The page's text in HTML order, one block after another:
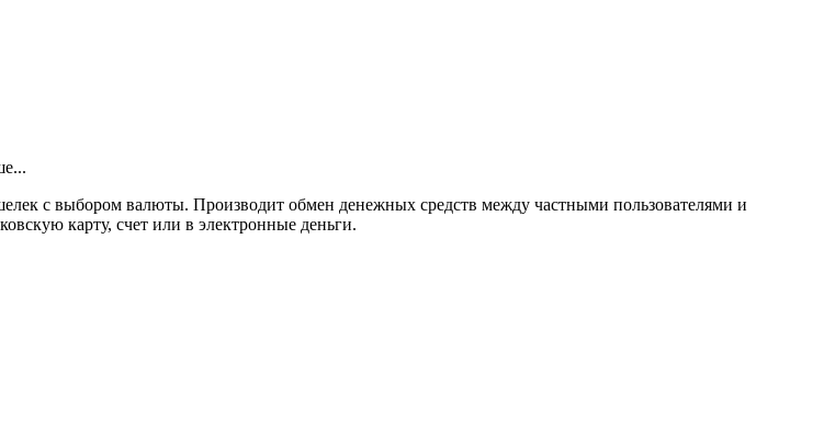
с выбором валюты. Производит обмен денежных средств между частными пользователями и
карту, счет или в электронные деньги.